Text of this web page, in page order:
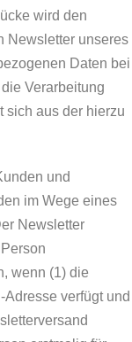
wird den
Newsletter unseres
Daten bei
Verarbeitung
sich aus der hierzu
und
im Wege eines
Newsletter
wenn (1) die
verfügt und